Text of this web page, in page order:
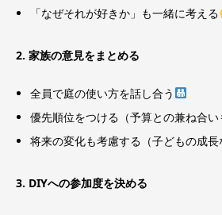
「なぜそれが好きか」も一緒に考える
2. 家族の意見をまとめる
全員で庭の使い方を話し合う
優先順位をつける（予算との兼ね合い
将来の変化も考慮する（子どもの成長
3. DIYへの参加度を決める